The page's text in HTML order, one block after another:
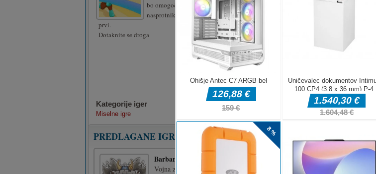
bo omogočil, da hitro presežete
nasprotnika, hitreje do konca, postanete
prvi.
Dotaknite se droga
Kategorije iger
Miselne igre
PREDLAGANE IGRE
Barbarski lovec
Vojna z barbari.Klik z miško